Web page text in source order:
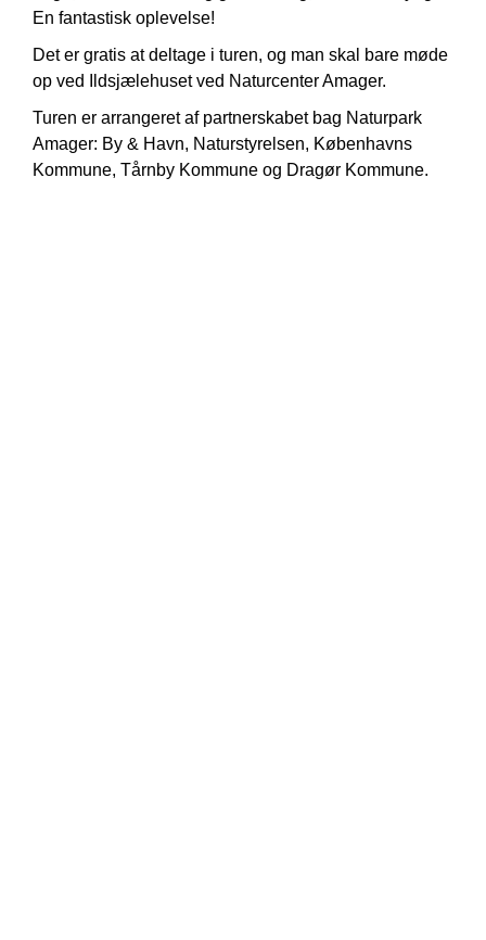
En fantastisk oplevelse!
Det er gratis at deltage i turen, og man skal bare møde
op ved Ildsjælehuset ved Naturcenter Amager.
Turen er arrangeret af partnerskabet bag Naturpark
Amager: By & Havn, Naturstyrelsen, Københavns
Kommune, Tårnby Kommune og Dragør Kommune.